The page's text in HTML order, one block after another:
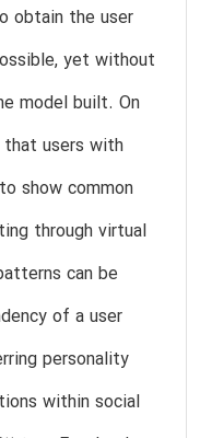
obtain the user
yet without
model built. On
that users with
show common
through virtual
can be
of a user
personality
within social